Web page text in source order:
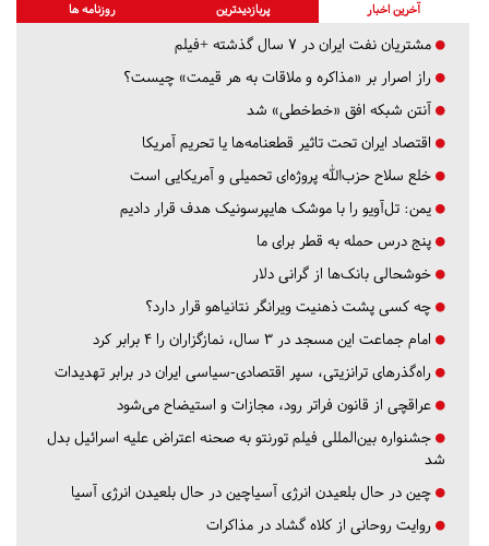
آخرین اخبار پربازدیدترین روزنامه ها
مشتریان نفت ایران در ۷ سال گذشته +فیلم
راز اصرار بر «مذاکره و ملاقات به هر قیمت» چیست؟
آنتن شبکه افق «خط‌خطی» شد
اقتصاد ایران تحت تاثیر قطعنامه‌ها یا تحریم‌ آمریکا
خلع سلاح حزب‌الله پروژه‌ای تحمیلی و آمریکایی است
یمن: تل‌آویو را با موشک هایپرسونیک هدف قرار دادیم
پنج درس‌ حمله به قطر برای ما
خوشحالی بانک‌ها از گرانی دلار
چه کسی پشت ذهنیت ویرانگر نتانیاهو قرار دارد؟
امام جماعت این مسجد در ۳ سال، نمازگزاران را ۴ برابر کرد
راه‌گذرهای ترانزیتی، سپر اقتصادی-سیاسی ایران در برابر تهدیدات
عراقچی از قانون فراتر رود، مجازات و استیضاح می‌شود
جشنواره بین‌المللی فیلم تورنتو به صحنه اعتراض علیه اسرائیل بدل
شد
چین در حال بلعیدن انرژی آسیاچین در حال بلعیدن انرژی آسیا
روایت روحانی از کلاه گشاد در مذاکرات